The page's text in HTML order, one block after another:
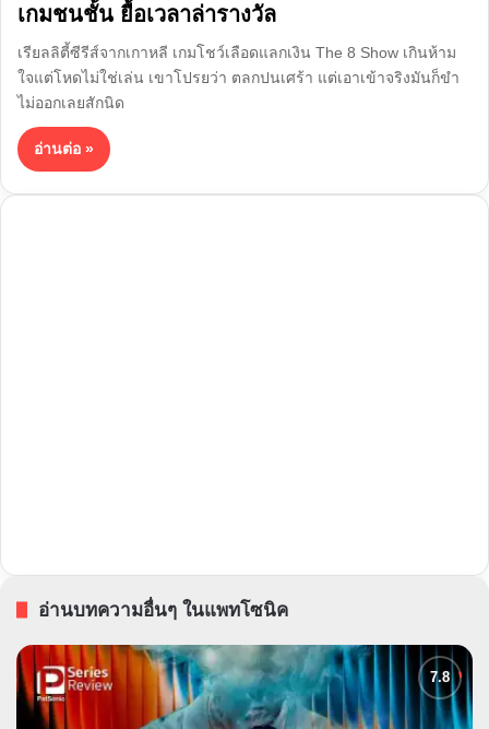
เกมชนชั้น ยื้อเวลาล่ารางวัล
เรียลลิตี้ซีรีส์จากเกาหลี เกมโชว์เลือดแลกเงิน The 8 Show เกินห้าม
ใจแต่โหดไม่ใช่เล่น เขาโปรยว่า ตลกปนเศร้า แต่เอาเข้าจริงมันก็ขำ
ไม่ออกเลยสักนิด
อ่านต่อ »
อ่านบทความอื่นๆ ในแพทโซนิค